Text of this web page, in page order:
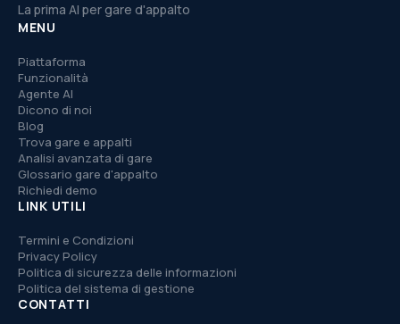
La prima AI per gare d'appalto
MENU
Piattaforma
Funzionalità
Agente AI
Dicono di noi
Blog
Trova gare e appalti
Analisi avanzata di gare
Glossario gare d'appalto
Richiedi demo
LINK UTILI
Termini e Condizioni
Privacy Policy
Politica di sicurezza delle informazioni
Politica del sistema di gestione
CONTATTI